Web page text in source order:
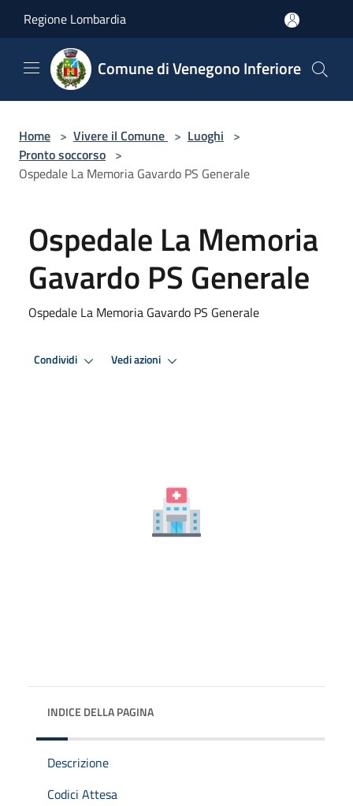
Regione Lombardia
Comune di Venegono Inferiore
Home > Vivere il Comune > Luoghi >
Pronto soccorso >
Ospedale La Memoria Gavardo PS Generale
Ospedale La Memoria
Gavardo PS Generale
Ospedale La Memoria Gavardo PS Generale
Condividi Vedi azioni
INDICE DELLA PAGINA
Descrizione
Codici Attesa